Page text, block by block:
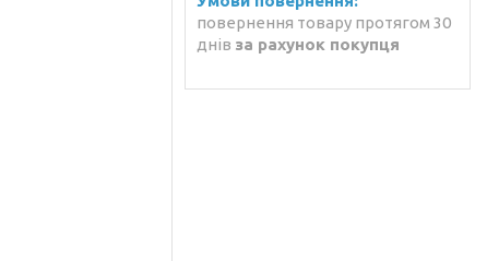
повернення товару протягом 30
днів за рахунок покупця